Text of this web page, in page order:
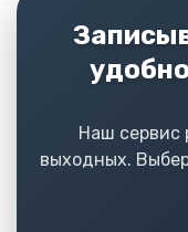
Наш сервис
выходных.